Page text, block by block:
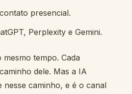
presencial.
Perplexity e Gemini.
tempo. Cada
dele. Mas a IA
nesse caminho, e é o canal